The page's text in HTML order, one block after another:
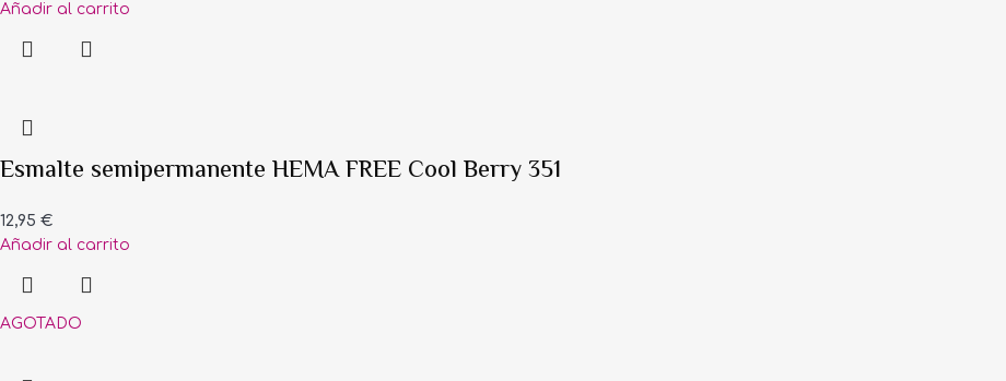
Añadir al carrito
Esmalte semipermanente HEMA FREE Cool Berry 351
12,95 €
Añadir al carrito
AGOTADO